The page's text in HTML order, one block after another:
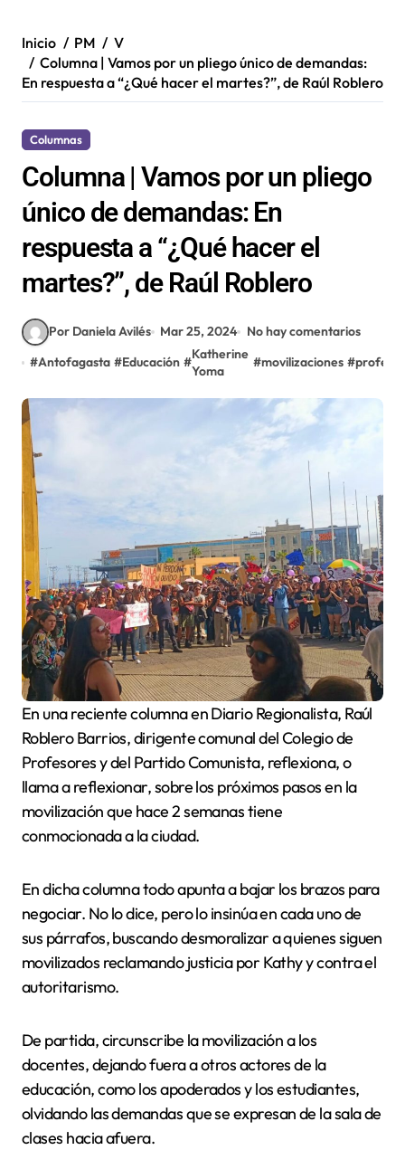
Inicio PM
V
Columna | Vamos por un pliego único de demandas:
En respuesta a “¿Qué hacer el martes?”, de Raúl Roblero
Columnas
Columna | Vamos por un pliego
único de demandas: En
respuesta a “¿Qué hacer el
martes?”, de Raúl Roblero
Por Daniela Avilés Mar 25, 2024
No hay comentarios
#Antofagasta #Educación #
Katherine
Yoma
#movilizaciones #
En una reciente columna en Diario Regionalista, Raúl
Roblero Barrios, dirigente comunal del Colegio de
Profesores y del Partido Comunista, reflexiona, o
llama a reflexionar, sobre los próximos pasos en la
movilización que hace 2 semanas tiene
conmocionada a la ciudad.
En dicha columna todo apunta a bajar los brazos para
negociar. No lo dice, pero lo insinúa en cada uno de
sus párrafos, buscando desmoralizar a quienes siguen
movilizados reclamando justicia por Kathy y contra el
autoritarismo.
De partida, circunscribe la movilización a los
docentes, dejando fuera a otros actores de la
educación, como los apoderados y los estudiantes,
olvidando las demandas que se expresan de la sala de
clases hacia afuera.